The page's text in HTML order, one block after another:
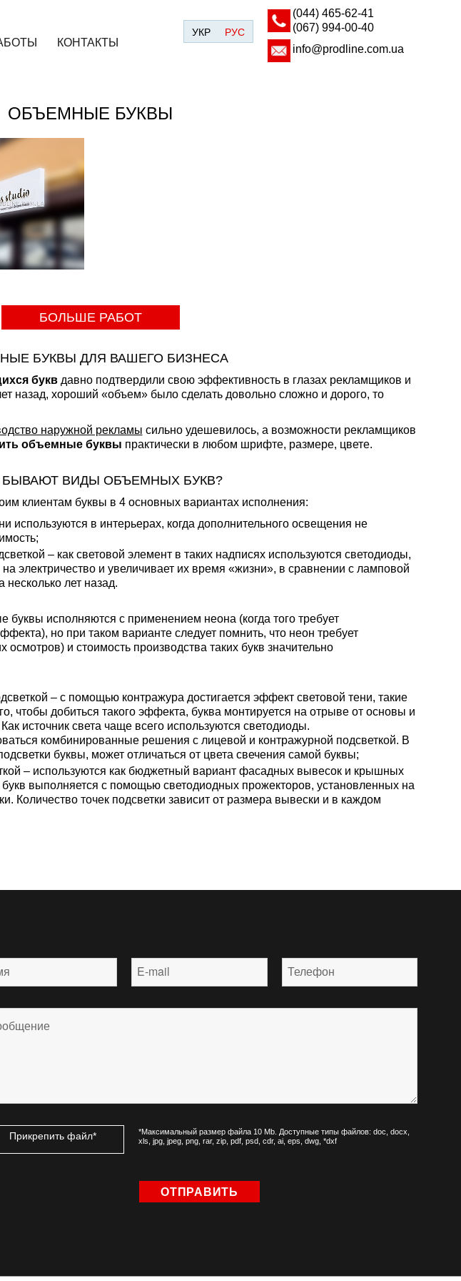
КОНТАКТЫ
УКР РУС
(044) ‎465-62-41
(067) 994-00-40
info@prodline.com.ua
ОБЪЕМНЫЕ БУКВЫ
БОЛЬШЕ РАБОТ
БУКВЫ ДЛЯ ВАШЕГО БИЗНЕСА
буквдавно подтвердили свою эффективность в глазах рекламщиков и
назад, хороший «объем» было сделать довольно сложно и дорого, то
наружной рекламы сильно удешевилось, а возможности рекламщиков
объемные буквы практически в любом шрифте, размере, цвете.
БЫВАЮТ ВИДЫ ОБЪЕМНЫХ БУКВ?
клиентам буквы в 4 основных вариантах исполнения:
используются в интерьерах, когда дополнительного освещения не
– как световой элемент в таких надписях используются светодиоды,
электричество и увеличивает их время «жизни», в сравнении с ламповой
несколько лет назад.
буквы исполняются с применением неона (когда того требует
но при таком варианте следует помнить, что неон требует
осмотров) и стоимость производства таких букв значительно
– с помощью контражура достигается эффект световой тени, такие
чтобы добиться такого эффекта, буква монтируется на отрыве от основы и
источник света чаще всего используются светодиоды.
комбинированные решения с лицевой и контражурной подсветкой. В
буквы, может отличаться от цвета свечения самой буквы;
– используются как бюджетный вариант фасадных вывесок и крышных
выполняется с помощью светодиодных прожекторов, установленных на
Количество точек подсветки зависит от размера вывески и в каждом
Прикрепить файл*
*Максимальный размер файла 10 Mb. Доступные типы файлов: doc, docx,
xls, jpg, jpeg, png, rar, zip, pdf, psd, cdr, ai, eps, dwg, *dxf